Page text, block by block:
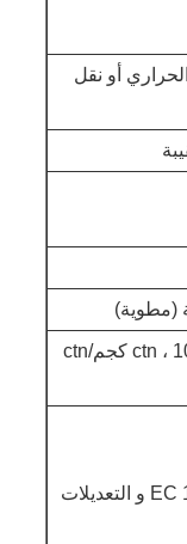
أو نقل
35*45*50 سم ؟ 200 قطعة/ctn ، 10 كجم/ctn
اللائحة EC 1907/2006 (REACH) و التعديلات